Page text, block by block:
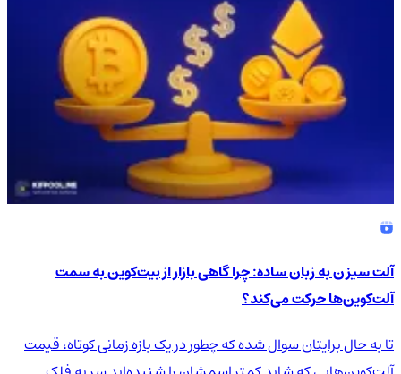
آلت سیزن به زبان ساده: چرا گاهی بازار از بیت‌کوین به سمت
آلت‌کوین‌ها حرکت می‌کند؟
تا به حال برایتان سوال شده که چطور در یک بازه زمانی کوتاه، قیمت